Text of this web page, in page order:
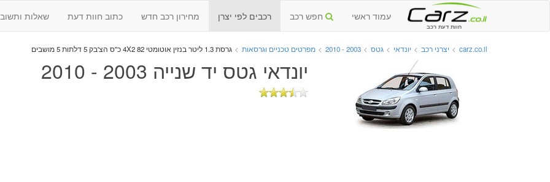
חוות דעת רכב
עמוד ראשי חפש רכב רכבים לפי יצרן מחירון רכב חדש כתוב חוות דעת שאלות
carz.co.il
> יצרני רכב > יונדאי > גטס >
2003 - 2010
> מפרטים טכניים וגרסאות > גרסת 1.3 ליטר בנזין אוטומטי 82 כ"ס הצ'בק
יונדאי גטס יד שנייה 2003 - 2010